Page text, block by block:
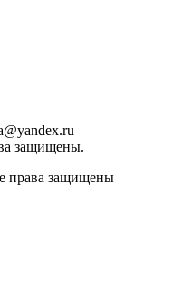
защищены.
права защищены